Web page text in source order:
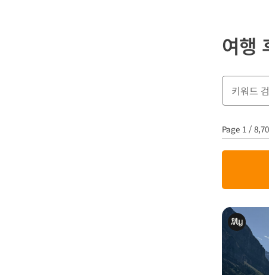
여행
Page 1 /